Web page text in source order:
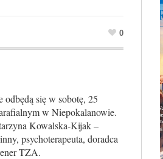
0
odbędą się w sobotę, 25
w Niepokalanowie.
Kowalska-Kijak –
psychoterapeuta, doradca
TZA.